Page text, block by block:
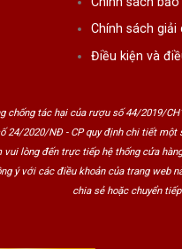
Chính sách giải
Điều kiện và
chống tác hại của rượu số 44/2019/
2020/NĐ - CP quy định chi tiết một
vui lòng đến trực tiếp hệ thống cửa
ý với các điều khoản của trang web
chia sẻ hoặc chuyển